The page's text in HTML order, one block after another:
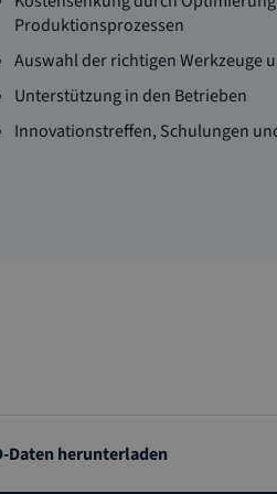
Produktionsprozessen
Auswahl der richtigen Werkzeuge
Unterstützung in den Betrieben
Innovationstreffen, Schulungen
Daten herunterladen